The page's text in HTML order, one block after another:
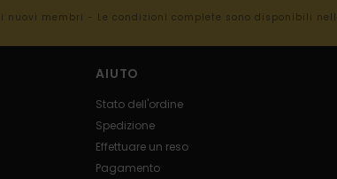
membri - Le condizioni complete sono disponibili
AIUTO
Stato dell'ordine
Spedizione
Effettuare un reso
Pagamento